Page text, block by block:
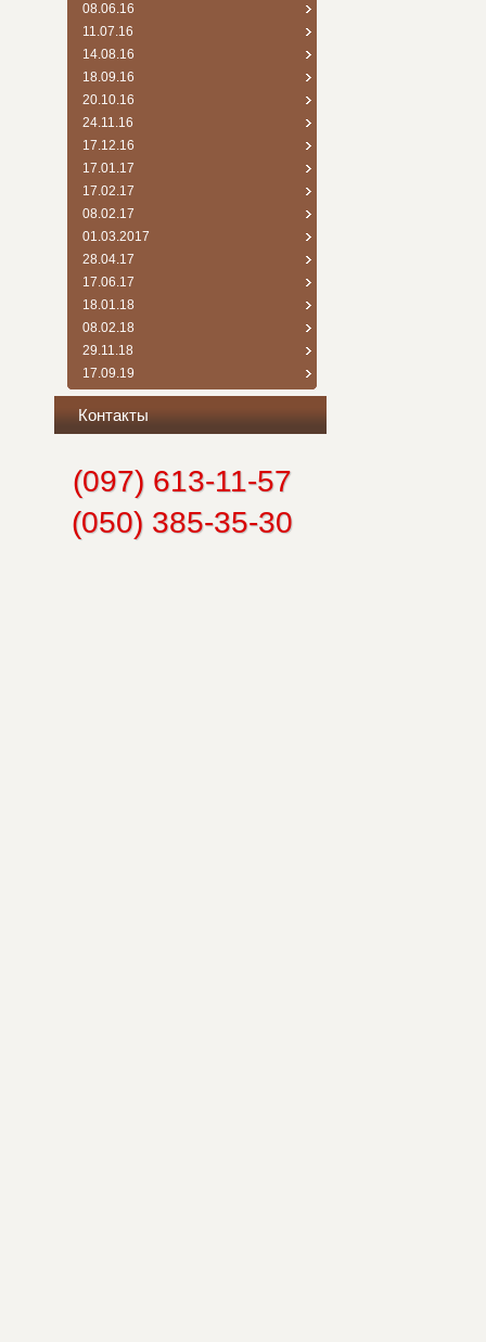
08.06.16
11.07.16
14.08.16
18.09.16
20.10.16
24.11.16
17.12.16
17.01.17
17.02.17
08.02.17
01.03.2017
28.04.17
17.06.17
18.01.18
08.02.18
29.11.18
17.09.19
Контакты
(097) 613-11-57
(050) 385-35-30